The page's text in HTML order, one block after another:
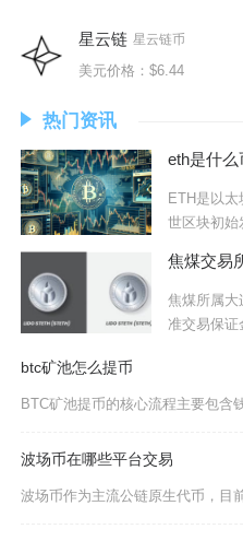
星云链 星云链币
美元价格：$6.44
热门资讯
eth是什
ETH是以
世区块初始
焦煤交易
焦煤所属大
准交易保证
btc矿池怎么提币
波场币在哪些平台交易